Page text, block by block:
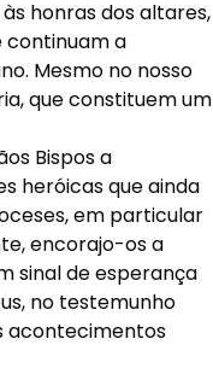
honras dos altares,
continuam a
Mesmo no nosso
que constituem um
Bispos a
heróicas que ainda
em particular
encorajo-os a
sinal de esperança
no testemunho
acontecimentos